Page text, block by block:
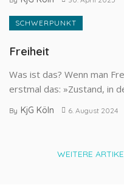
SCHWERPUNKT
Freiheit
Was ist das? Wenn man
erstmal das: »Zustand, in
By KjG Köln 6. August 2024
WEITERE